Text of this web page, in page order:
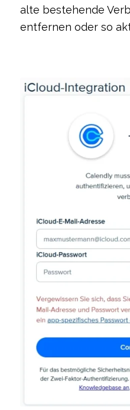
alte bestehende
entfernen oder so